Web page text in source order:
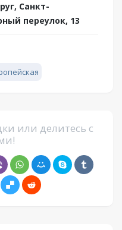
Санкт-
переулок, 13
или делитесь с